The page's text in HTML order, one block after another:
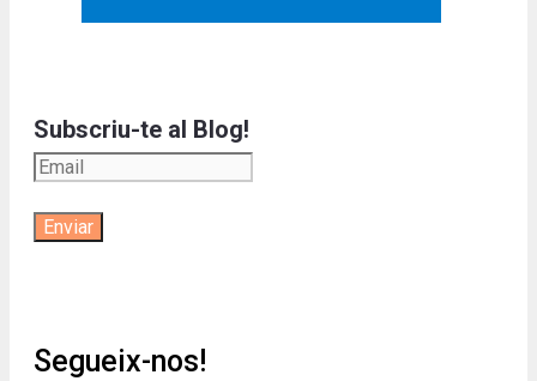
Subscriu-te al Blog!
Segueix-nos!